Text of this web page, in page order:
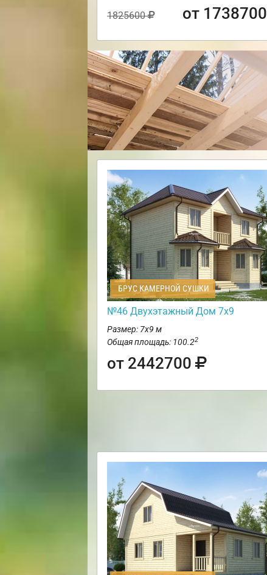
1825600 от 1738700
БРУС КАМЕРНОЙ СУШКИ
№46 Двухэтажный Дом 7х9
Размер: 7х9 м
Общая площадь: 100.22
от 2442700